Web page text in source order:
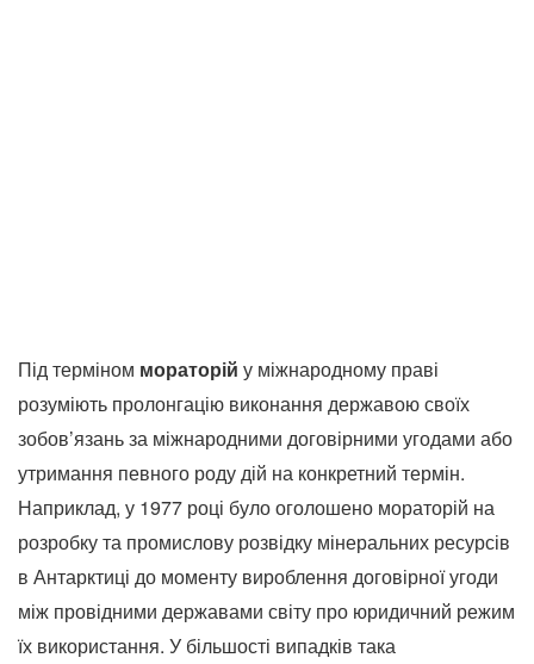
Під терміном мораторій у міжнародному праві
розуміють пролонгацію виконання державою своїх
зобов’язань за міжнародними договірними угодами або
утримання певного роду дій на конкретний термін.
Наприклад, у 1977 році було оголошено мораторій на
розробку та промислову розвідку мінеральних ресурсів
в Антарктиці до моменту вироблення договірної угоди
між провідними державами світу про юридичний режим
їх використання. У більшості випадків така